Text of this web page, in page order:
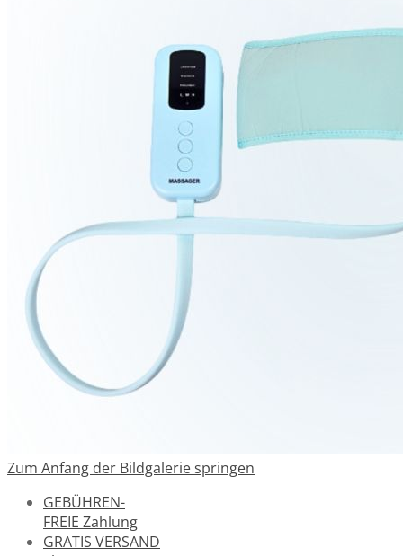
Zum Anfang der Bildgalerie springen
GEBÜHREN-
FREIE Zahlung
GRATIS VERSAND